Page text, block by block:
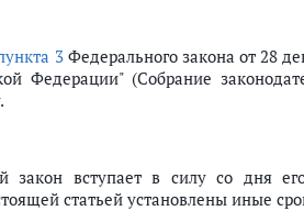
3Федерального закона от 28
Федерации" (Собрание
закон вступает в силу со дня
статьей установлены иные